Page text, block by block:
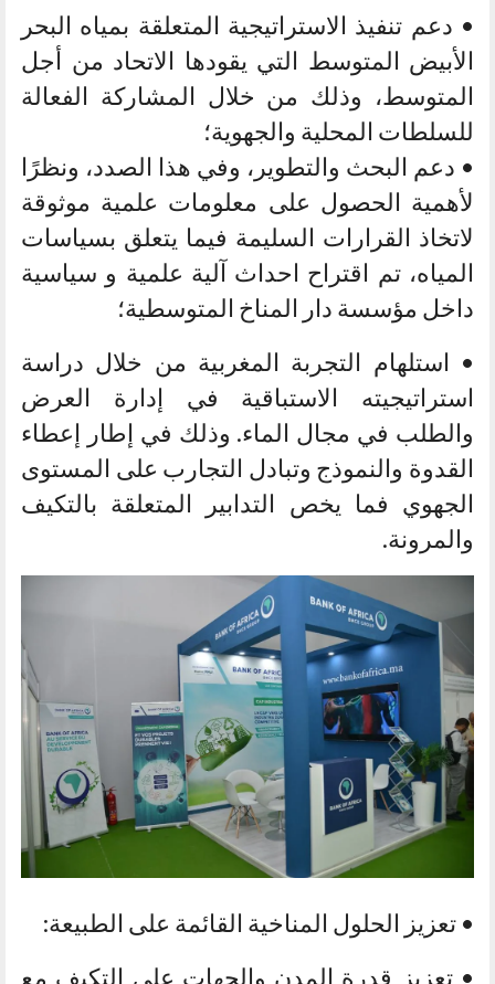
• دعم تنفيذ الاستراتيجية المتعلقة بمياه البحر
الأبيض المتوسط التي يقودها الاتحاد من أجل
المتوسط، وذلك من خلال المشاركة الفعالة
للسلطات المحلية والجهوية؛
• دعم البحث والتطوير، وفي هذا الصدد، ونظرًا
لأهمية الحصول على معلومات علمية موثوقة
لاتخاذ القرارات السليمة فيما يتعلق بسياسات
المياه، تم اقتراح احداث آلية علمية و سياسية
داخل مؤسسة دار المناخ المتوسطية؛
• استلهام التجربة المغربية من خلال دراسة
استراتيجيته الاستباقية في إدارة العرض
والطلب في مجال الماء. وذلك في إطار إعطاء
القدوة والنموذج وتبادل التجارب على المستوى
الجهوي فما يخص التدابير المتعلقة بالتكيف
والمرونة.
• تعزيز الحلول المناخية القائمة على الطبيعة:
• تعزيز قدرة المدن والجهات على التكيف مع